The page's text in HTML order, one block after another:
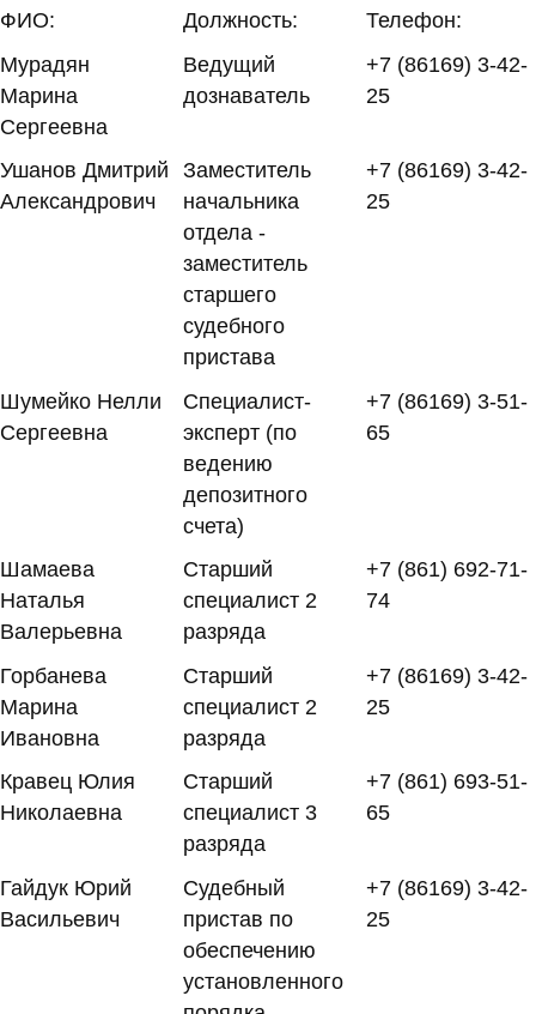
ФИО: Должность:
Телефон:
Мурадян
Марина
Сергеевна
Ведущий
дознаватель
+7 (86169) 3-42-
25
Ушанов Дмитрий
Александрович
Заместитель
начальника
отдела -
заместитель
старшего
судебного
пристава
+7 (86169) 3-42-
25
Шумейко Нелли
Сергеевна
Специалист-
эксперт (по
ведению
депозитного
счета)
+7 (86169) 3-51-
65
Шамаева
Наталья
Валерьевна
Старший
специалист 2
разряда
+7 (861) 692-71-
74
Горбанева
Марина
Ивановна
Старший
специалист 2
разряда
+7 (86169) 3-42-
25
Кравец Юлия
Николаевна
Старший
специалист 3
разряда
+7 (861) 693-51-
65
Гайдук Юрий
Васильевич
Судебный
пристав по
обеспечению
установленного
+7 (86169) 3-42-
25